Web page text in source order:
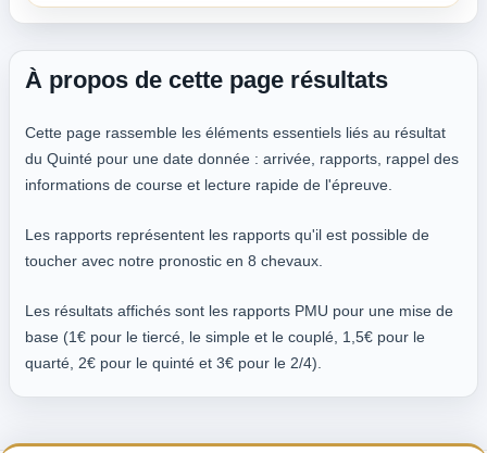
À propos de cette page résultats
Cette page rassemble les éléments essentiels liés au résultat
du Quinté pour une date donnée : arrivée, rapports, rappel des
informations de course et lecture rapide de l'épreuve.
Les rapports représentent les rapports qu'il est possible de
toucher avec notre pronostic en 8 chevaux.
Les résultats affichés sont les rapports PMU pour une mise de
base (1€ pour le tiercé, le simple et le couplé, 1,5€ pour le
quarté, 2€ pour le quinté et 3€ pour le 2/4).